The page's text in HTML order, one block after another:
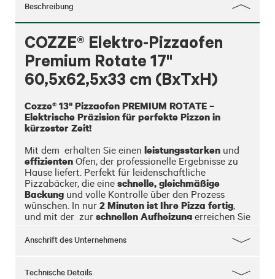
Beschreibung
COZZE® Elektro-Pizzaofen
Premium Rotate 17"
60,5x62,5x33 cm (BxTxH)
Cozze® 13" Pizzaofen PREMIUM ROTATE –
Elektrische Präzision für perfekte Pizzen in
kürzester Zeit!
Mit dem erhalten Sie einen leistungsstarken
effizienten Ofen, der professionelle Ergebnisse zu
Hause liefert. Perfekt für leidenschaftliche
Pizzabäcker, die eine schnelle, gleichmäßige
Backung und volle Kontrolle über den Prozess
wünschen. In nur 2 Minuten ist Ihre Pizza fertig,
und mit der zur schnellen Aufheizung erreichen Sie
möchten und Präzision, Qualität und
Anschrift des Unternehmens
Technische Details